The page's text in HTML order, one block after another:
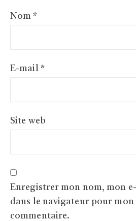
Nom*
E-mail *
Site web
Enregistrer mon nom, mon
dans le navigateur pour
commentaire.